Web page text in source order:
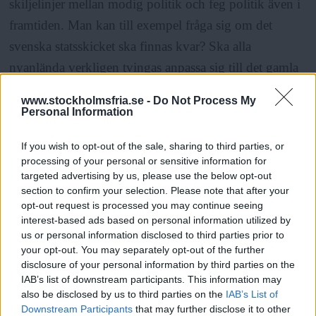
www.stockholmsfria.se - Do Not Process My
Personal Information
If you wish to opt-out of the sale, sharing to third parties, or
processing of your personal or sensitive information for
targeted advertising by us, please use the below opt-out
section to confirm your selection. Please note that after your
opt-out request is processed you may continue seeing
interest-based ads based on personal information utilized by
us or personal information disclosed to third parties prior to
your opt-out. You may separately opt-out of the further
disclosure of your personal information by third parties on the
IAB’s list of downstream participants. This information may
also be disclosed by us to third parties on the IAB’s List of
Downstream Participants that may further disclose it to other
skiljelinjer mellan modig politik och feg politik även i
framtiden. Man kan till exempel fråga sig om det
svenska statsskicket ska finnas kvar? Ska alla
nyanlända verkligen tvingas anpassa sig till det gamla
svenska sättet att organisera sig? Eventuellt styckar vi
upp vår generöst tilltagna landplätt och låter olika
småstater.
Men det verkar alldeles för defensivt. Bättre är väl om
vi förutsättningslöst kan skapa något nytt tillsammans.
Något som antagligen är väldigt olikt dagens
nationalstater.
Om vi börjar planera redan nu borde det gå bra.